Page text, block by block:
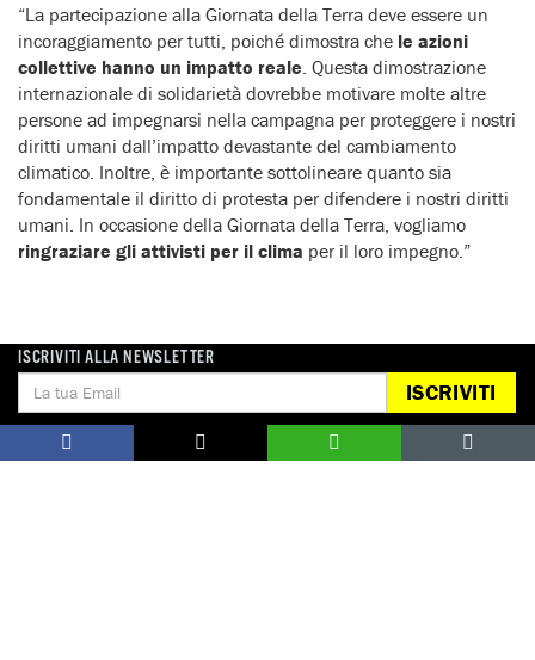
“La partecipazione alla Giornata della Terra deve essere un
incoraggiamento per tutti, poiché dimostra che le azioni
collettive hanno un impatto reale . Questa dimostrazione
internazionale di solidarietà dovrebbe motivare molte altre
persone ad impegnarsi nella campagna per proteggere i nostri
diritti umani dall’impatto devastante del cambiamento
climatico. Inoltre, è importante sottolineare quanto sia
fondamentale il diritto di protesta per difendere i nostri diritti
umani. In occasione della Giornata della Terra, vogliamo
ringraziare gli attivisti per il clima per il loro impegno.”
Notizie correlate per tema
ISCRIVITI ALLA NEWSLETTER
ISCRIVITI